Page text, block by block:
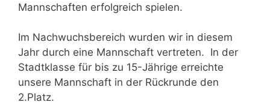
Mannschaften erfolgreich spielen.
Im Nachwuchsbereich wurden wir in diesem
Jahr durch eine Mannschaft vertreten. In der
Stadtklasse für bis zu 15-Jährige erreichte
unsere Mannschaft in der Rückrunde den
2.Platz.